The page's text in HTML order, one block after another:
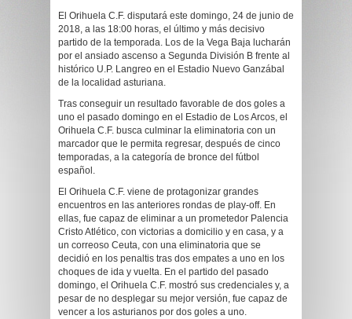
El Orihuela C.F. disputará este domingo, 24 de junio de
2018, a las 18:00 horas, el último y más decisivo
partido de la temporada. Los de la Vega Baja lucharán
por el ansiado ascenso a Segunda División B frente al
histórico U.P. Langreo en el Estadio Nuevo Ganzábal
de la localidad asturiana.
Tras conseguir un resultado favorable de dos goles a
uno el pasado domingo en el Estadio de Los Arcos, el
Orihuela C.F. busca culminar la eliminatoria con un
marcador que le permita regresar, después de cinco
temporadas, a la categoría de bronce del fútbol
español.
El Orihuela C.F. viene de protagonizar grandes
encuentros en las anteriores rondas de play-off. En
ellas, fue capaz de eliminar a un prometedor Palencia
Cristo Atlético, con victorias a domicilio y en casa, y a
un correoso Ceuta, con una eliminatoria que se
decidió en los penaltis tras dos empates a uno en los
choques de ida y vuelta. En el partido del pasado
domingo, el Orihuela C.F. mostró sus credenciales y, a
pesar de no desplegar su mejor versión, fue capaz de
vencer a los asturianos por dos goles a uno.